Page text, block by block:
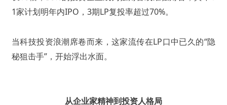
1家计划明年内IPO，3期LP复投率超过70%。
当科技投资浪潮席卷而来，这家流传在LP口中已久的“隐
秘狙击手”，开始浮出水面。
从企业家精神到投资人格局